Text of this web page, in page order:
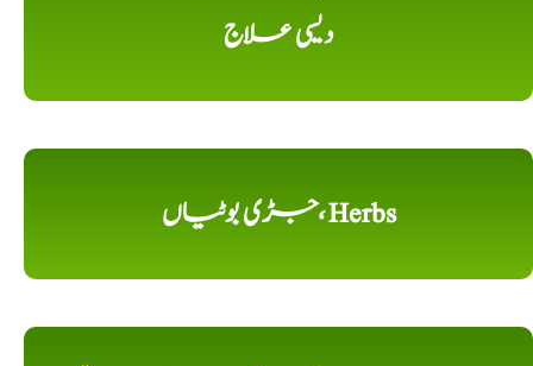
دیسی علاج
جڑی بوٹیاں، Herbs